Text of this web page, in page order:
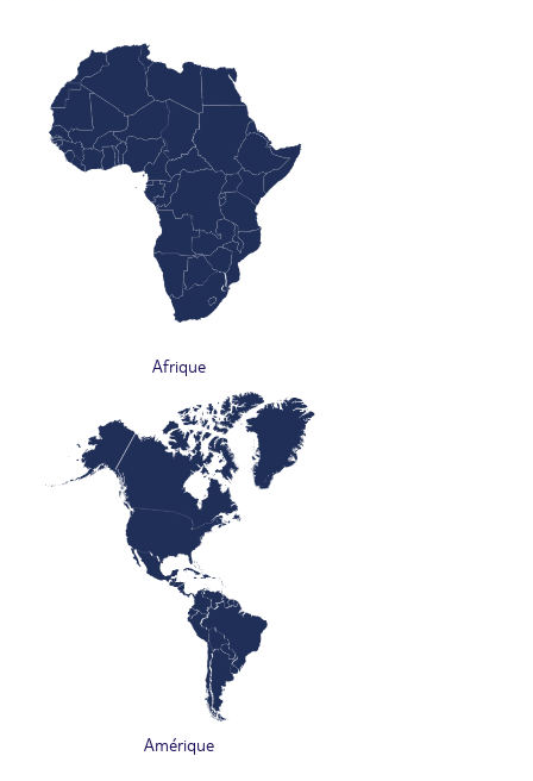
Afrique
Amérique